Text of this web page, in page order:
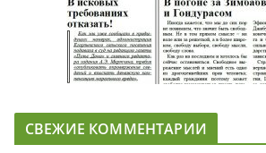
СВЕЖИЕ КОММЕНТАРИИ